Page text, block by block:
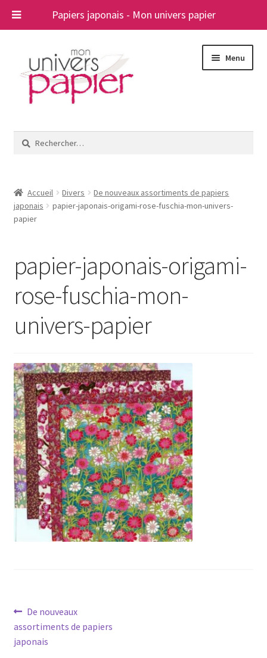
Papiers japonais - Mon univers papier
navigation
contenu
Menu
le
A propos
Contact
Rechercher :
Accueil Divers
De nouveaux assortiments de papiers
japonais
papier-japonais-origami-rose-fuschia-mon-univers-
papier
papier-japonais-origami-
rose-fuschia-mon-
univers-papier
Navigation
de
Article
précédent :
De nouveaux
assortiments de papiers
japonais